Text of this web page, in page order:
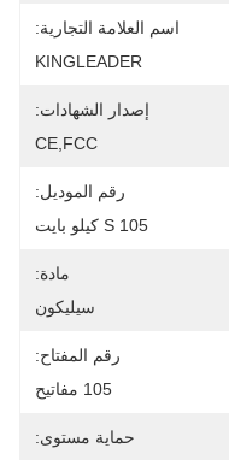
اسم العلامة التجارية:
KINGLEADER
إصدار الشهادات:
CE,FCC
رقم الموديل:
105 S كيلو بايت
مادة:
سيليكون
رقم المفتاح:
105 مفاتيح
حماية مستوى: